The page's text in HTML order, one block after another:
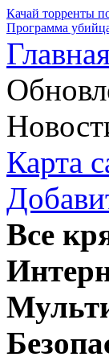
Качай торренты
Программа
Карта
Все